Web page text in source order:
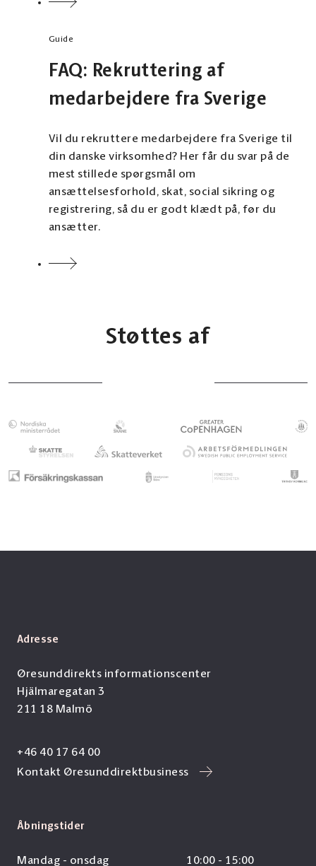
Guide
FAQ: Rekruttering af
medarbejdere fra Sverige
Vil du rekruttere medarbejdere fra Sverige til
din danske virksomhed? Her får du svar på de
mest stillede spørgsmål om
ansættelsesforhold, skat, social sikring og
registrering, så du er godt klædt på, før du
ansætter.
Støttes af
Adresse
Øresunddirekts informationscenter
Hjälmaregatan 3
211 18 Malmö
+46 40 17 64 00
Kontakt Øresunddirektbusiness
Åbningstider
Mandag - onsdag 10:00 - 15:00